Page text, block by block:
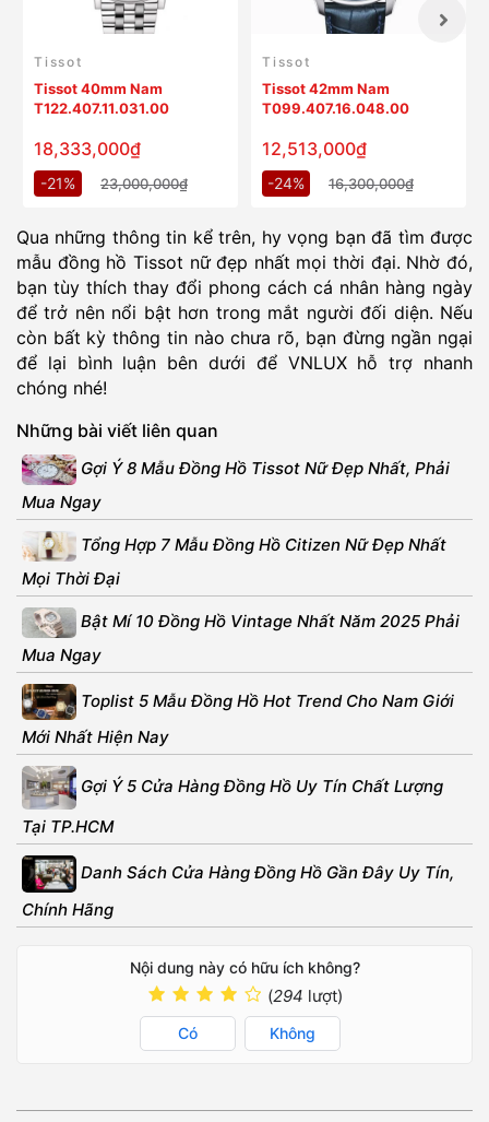
Tissot
Tissot 40mm Nam
T122.407.11.031.00
18,333,000₫
-21% 23,000,000₫
Tissot
Tissot 42mm Nam
T099.407.16.048.00
12,513,000₫
-24% 16,300,000₫
Qua những thông tin kể trên, hy vọng bạn đã tìm được
mẫu đồng hồ Tissot nữ đẹp nhất mọi thời đại. Nhờ đó,
bạn tùy thích thay đổi phong cách cá nhân hàng ngày
để trở nên nổi bật hơn trong mắt người đối diện. Nếu
còn bất kỳ thông tin nào chưa rõ, bạn đừng ngần ngại
để lại bình luận bên dưới để VNLUX hỗ trợ nhanh
chóng nhé!
Những bài viết liên quan
Gợi Ý 8 Mẫu Đồng Hồ Tissot Nữ Đẹp Nhất, Phải
Mua Ngay
Tổng Hợp 7 Mẫu Đồng Hồ Citizen Nữ Đẹp Nhất
Mọi Thời Đại
Bật Mí 10 Đồng Hồ Vintage Nhất Năm 2025 Phải
Mua Ngay
Toplist 5 Mẫu Đồng Hồ Hot Trend Cho Nam Giới
Mới Nhất Hiện Nay
Gợi Ý 5 Cửa Hàng Đồng Hồ Uy Tín Chất Lượng
Tại TP.HCM
Danh Sách Cửa Hàng Đồng Hồ Gần Đây Uy Tín,
Chính Hãng
Nội dung này có hữu ích không?
(294 lượt)
Có Không